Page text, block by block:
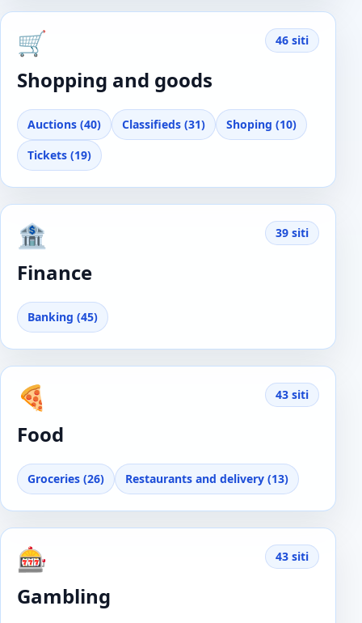
🛒
Shopping and goods
46 siti
Auctions (40) Classifieds (31)
Shoping (10)
Tickets (19)
🏦
Finance
39 siti
Banking (45)
🍕
Food
43 siti
Groceries (26) Restaurants and delivery (13)
🎰
Gambling
43 siti